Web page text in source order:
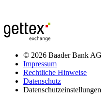
© 2026 Baader Bank AG
Impressum
Rechtliche Hinweise
Datenschutz
Datenschutzeinstellungen